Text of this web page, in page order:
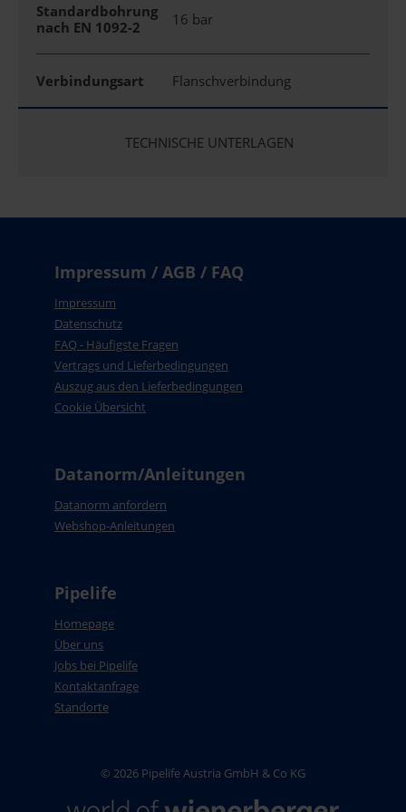
Standardbohrung
nach EN 1092-2
16 bar
Verbindungsart Flanschverbindung
TECHNISCHE UNTERLAGEN
Impressum / AGB / FAQ
Impressum
Datenschutz
FAQ - Häufigste Fragen
Vertrags und Lieferbedingungen
Auszug aus den Lieferbedingungen
Cookie Übersicht
Datanorm/Anleitungen
Datanorm anfordern
Webshop-Anleitungen
Pipelife
Homepage
Über uns
Jobs bei Pipelife
Kontaktanfrage
Standorte
© 2026 Pipelife Austria GmbH & Co KG